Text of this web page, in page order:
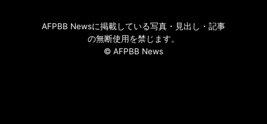
AFPBB Newsに掲載している写真・見出し・記事
の無断使用を禁じます。
© AFPBB News